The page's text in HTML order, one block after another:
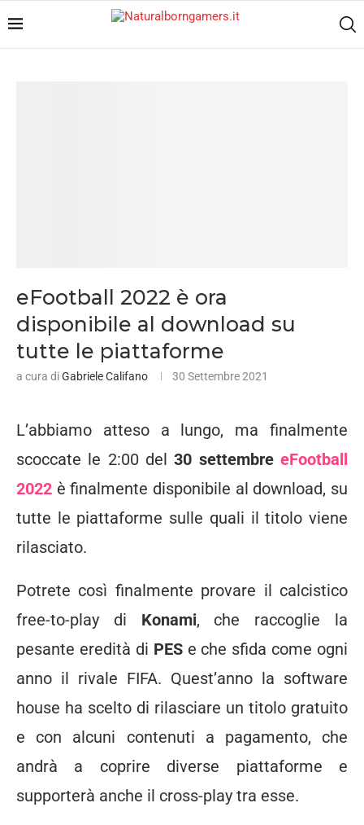
eFootball 2022 è ora
disponibile al download su
tutte le piattaforme
a cura diGabriele Califano 30 Settembre 2021
L’abbiamo atteso a lungo, ma finalmente
scoccate le 2:00 del30 settembre eFootball
2022 è finalmente disponibile al download, su
tutte le piattaforme sulle quali il titolo viene
rilasciato.
Potrete così finalmente provare il calcistico
free-to-play di Konami, che raccoglie la
pesante eredità di PESe che sfida come ogni
anno il rivale FIFA. Quest’anno la software
house ha scelto di rilasciare un titolo gratuito
e con alcuni contenuti a pagamento, che
andrà a coprire diverse piattaforme e
supporterà anche il cross-play tra esse.